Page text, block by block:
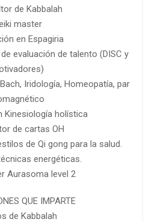
de Kabbalah
master
en Espagiria
evaluación de talento (DISC y
Iridología, Homeopatía, par
Kinesiología holística
de cartas OH
de Qi gong para la salud.
energéticas.
Aurasoma level 2
QUE IMPARTE
de Kabbalah